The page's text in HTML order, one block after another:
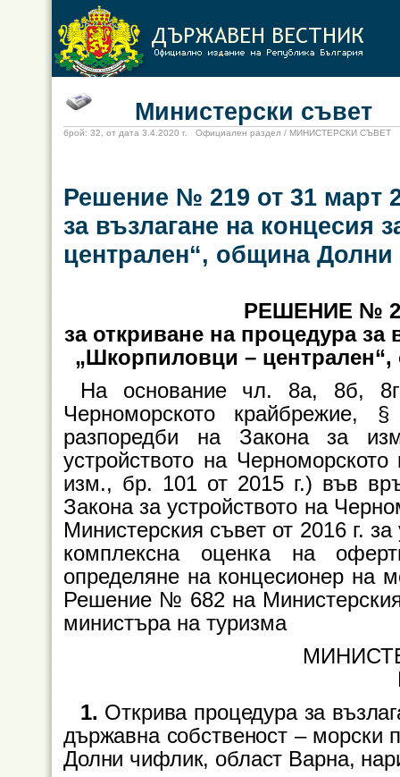
Министерски съвет
брой: 32, от дата 3.4.2020 г. Официален раздел / МИНИСТЕРСКИ СЪВЕТ
Решение № 219 от 31 март
за възлагане на
централен“, община
РЕШЕНИЕ №
за откриване на процедура за
„Шкорпиловци –
На основание чл. 8а, 8б,
Черноморското крайбрежие,
разпоредби на Закона за
устройството на
изм., бр. 101 от 2015 г.) във
Закона за устройството на
Министерския съвет от 2016г.за
комплексна оценка на
определяне на концесионер на
Решение № 682 на
министъра на туризма
1. Открива процедура за
държавна собственост – морски
Долни чифлик, област Варна,